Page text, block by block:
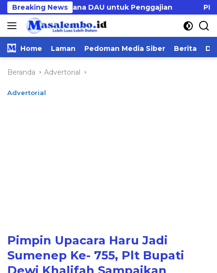
Langsung
ke
konten
Breaking News
Tambah Dana DAU untuk Penggajian PMD
Home Laman Pedoman Media Siber Berita
Beranda Advertorial
Advertorial
Pimpin Upacara Haru Jadi
Sumenep Ke- 755, Plt Bupati